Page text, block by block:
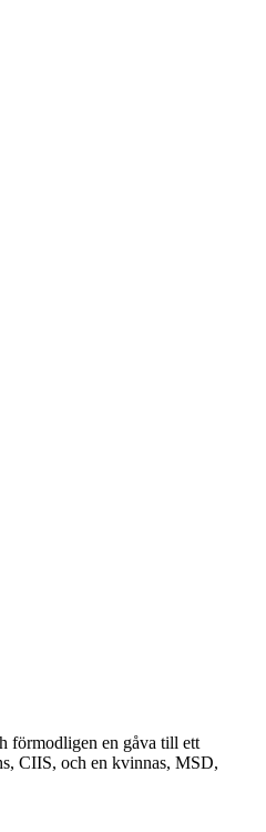
förmodligen en gåva till ett
CIIS, och en kvinnas, MSD,